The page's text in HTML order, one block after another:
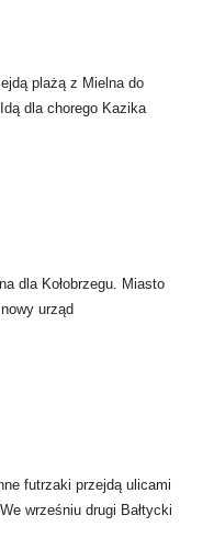
plażą z Mielna do
dla chorego Kazika
dla Kołobrzegu. Miasto
urząd
futrzaki przejdą ulicami
wrześniu drugi Bałtycki